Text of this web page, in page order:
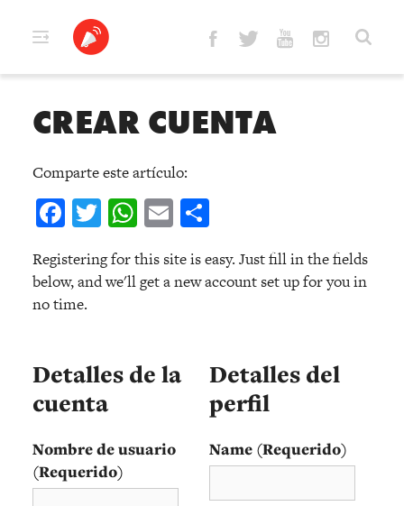
CREAR CUENTA
Comparte este artículo:
Facebook
Twitter
WhatsApp
Email
Registering for this site is easy. Just fill in the fields
below, and we'll get a new account set up for you in
no time.
Detalles de la
cuenta
Nombre de usuario
(Requerido)
Detalles del
perfil
Name (Requerido)